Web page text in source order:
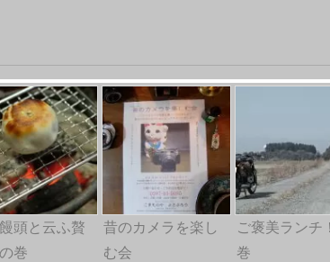
頭と云ふ贅
巻
昔のカメラを楽し
む会
ご褒美ランチ
巻